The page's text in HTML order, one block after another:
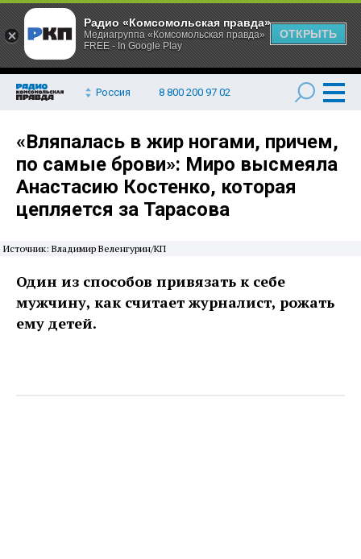
Россия 8 800 200 97 02
«Вляпалась в жир ногами, причем,
по самые брови»: Миро высмеяла
Анастасию Костенко, которая
цепляется за Тарасова
Источник: Владимир Веленгурин/КП
Один из способов привязать к себе
мужчину, как считает журналист, рожать
ему детей.
Радио «Комсомольская правда»
Медиагруппа «Комсомольская правда»
FREE - In Google Play
ОТКРЫТЬ